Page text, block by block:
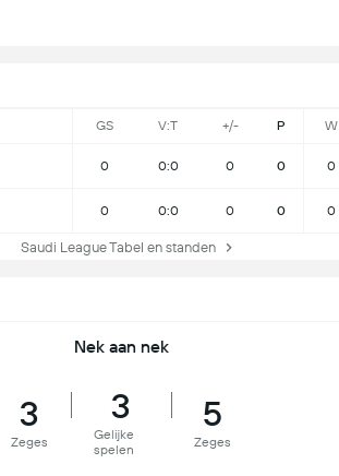
GS V:T +/- P W
0 0:0 0 0 0
0 0:0 0 0 0
Saudi League Tabel en standen
Nek aan nek
3
Zeges
3
Gelijke
spelen
5
Zeges